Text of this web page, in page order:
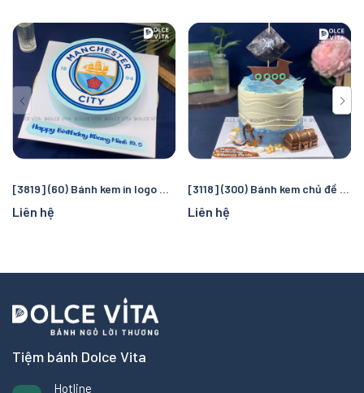
[3819] (60) Bánh kem in logo Manchester City – Quà tặng sinh nhật hoàn hảo cho fan bóng đá
Liên hệ
[3118] (300) Bánh kem chủ đề cướp biển và đại dương – Chuyến truy tìm kho báu kỳ thú cho bé
Liên hệ
Tiệm bánh Dolce Vita
Hotline